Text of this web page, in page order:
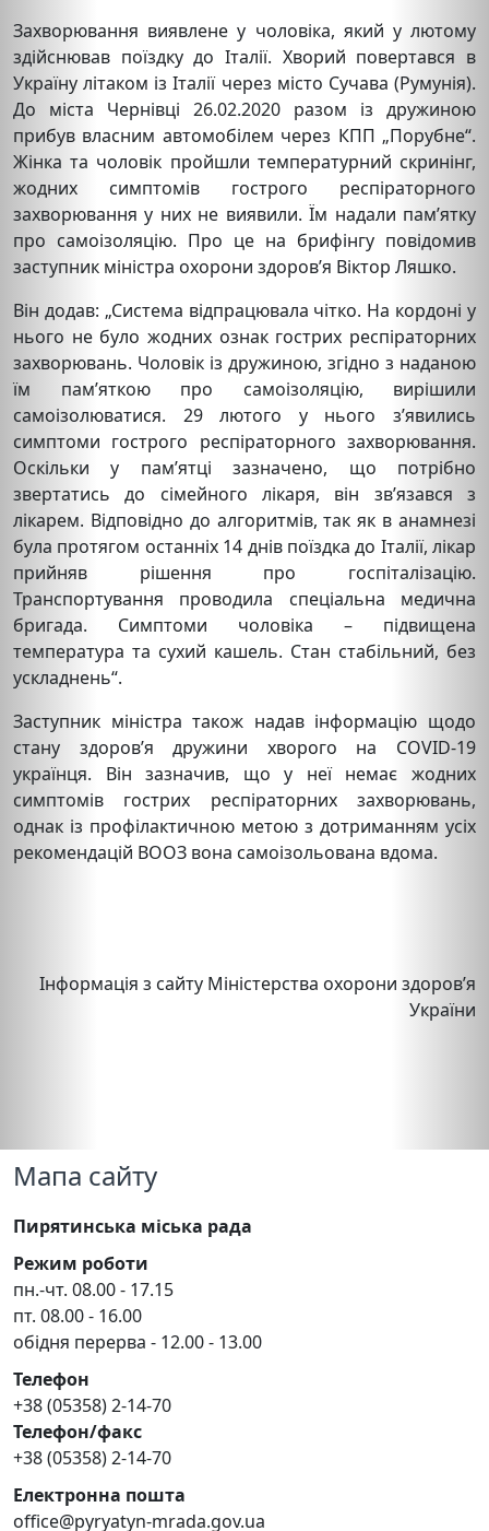
Захворювання виявлене у чоловіка, який у лютому
здійснював поїздку до Італії. Хворий повертався в
Україну літаком із Італії через місто Сучава (Румунія).
До міста Чернівці 26.02.2020 разом із дружиною
прибув власним автомобілем через КПП „Порубне“.
Жінка та чоловік пройшли температурний скринінг,
жодних симптомів гострого респіраторного
захворювання у них не виявили. Їм надали пам’ятку
про самоізоляцію. Про це на брифінгу повідомив
заступник міністра охорони здоров’я Віктор Ляшко.
Він додав: „Система відпрацювала чітко. На кордоні у
нього не було жодних ознак гострих респіраторних
захворювань. Чоловік із дружиною, згідно з наданою
їм пам’яткою про самоізоляцію, вирішили
самоізолюватися. 29 лютого у нього з’явились
симптоми гострого респіраторного захворювання.
Оскільки у пам’ятці зазначено, що потрібно
звертатись до сімейного лікаря, він зв’язався з
лікарем. Відповідно до алгоритмів, так як в анамнезі
була протягом останніх 14 днів поїздка до Італії, лікар
прийняв рішення про госпіталізацію.
Транспортування проводила спеціальна медична
бригада. Симптоми чоловіка – підвищена
температура та сухий кашель. Стан стабільний, без
ускладнень“.
Заступник міністра також надав інформацію щодо
стану здоров’я дружини хворого на COVID-19
українця. Він зазначив, що у неї немає жодних
симптомів гострих респіраторних захворювань,
однак із профілактичною метою з дотриманням усіх
рекомендацій ВООЗ вона самоізольована вдома.
Інформація з сайту Міністерства охорони здоров’я
України
Мапа сайту
Пирятинська міська рада
Режим роботи
пн.-чт. 08.00 - 17.15
пт. 08.00 - 16.00
обідня перерва - 12.00 - 13.00
Телефон
+38 (05358) 2-14-70
Телефон/факс
+38 (05358) 2-14-70
Електронна пошта
office@pyryatyn-mrada.gov.ua